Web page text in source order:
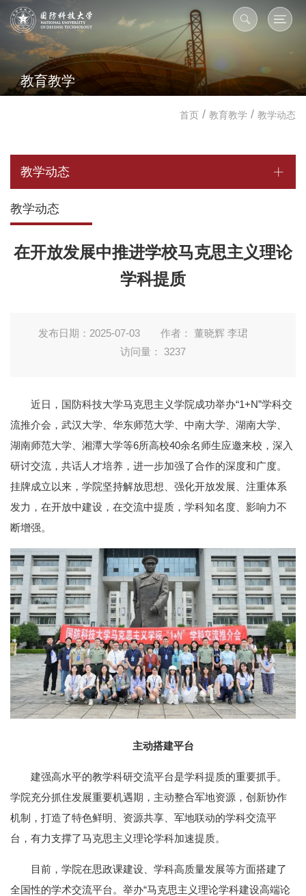
教育教学
首页 / 教育教学 / 教学动态
教学动态
教学动态
在开放发展中推进学校马克思主义理论
学科提质
发布日期：2025-07-03
作者： 董晓辉 李珺
访问量： 3237
近日，国防科技大学马克思主义学院成功举办“1+N”学科交
流推介会，武汉大学、华东师范大学、中南大学、湖南大学、
湖南师范大学、湘潭大学等6所高校40余名师生应邀来校，深入
研讨交流，共话人才培养，进一步加强了合作的深度和广度。
挂牌成立以来，学院坚持解放思想、强化开放发展、注重体系
发力，在开放中建设，在交流中提质，学科知名度、影响力不
断增强。
主动搭建平台
建强高水平的教学科研交流平台是学科提质的重要抓手。
学院充分抓住发展重要机遇期，主动整合军地资源，创新协作
机制，打造了特色鲜明、资源共享、军地联动的学科交流平
台，有力支撑了马克思主义理论学科加速提质。
目前，学院在思政课建设、学科高质量发展等方面搭建了
全国性的学术交流平台。举办“马克思主义理论学科建设高端论